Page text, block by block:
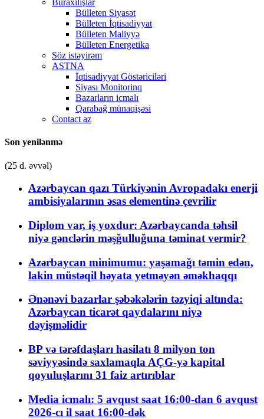
Buraxılışlar
Bülleten Siyasət
Bülleten İqtisadiyyat
Bülleten Maliyyə
Bülleten Energetika
Söz istəyirəm
ASTNA
İqtisadiyyat Göstəriciləri
Siyası Monitorinq
Bazarların icmalı
Qarabağ münaqişəsi
Contact az
Son yenilənmə
(25 d. əvvəl)
Azərbaycan qazı Türkiyənin Avropadakı enerji
ambisiyalarının əsas elementinə çevrilir
Diplom var, iş yoxdur: Azərbaycanda təhsil
niyə gənclərin məşğulluğuna təminat vermir?
Azərbaycan minimumu: yaşamağı təmin edən,
lakin müstəqil həyata yetməyən əməkhaqqı
Ənənəvi bazarlar şəbəkələrin təzyiqi altında:
Azərbaycan ticarət qaydalarını niyə
dəyişməlidir
BP və tərəfdaşları hasilatı 8 milyon ton
səviyyəsində saxlamaqla AÇG-yə kapital
qoyuluşlarını 31 faiz artırıblar
Media icmalı: 5 avqust saat 16:00-dan 6 avqust
2026-cı il saat 16:00-dək